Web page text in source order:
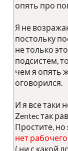
опять про
Я не
постольку
не только
подсистем,
чем я опять
оговорился.
И я все таки
Zentec так
Простите, но
нет
( ни с какой